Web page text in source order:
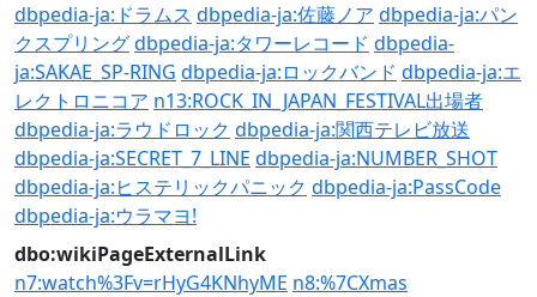
dbpedia-ja:ドラムス dbpedia-ja:佐藤ノア dbpedia-ja:パン
クスプリングdbpedia-ja:タワーレコード dbpedia-
ja:SAKAE_SP-RING dbpedia-ja:ロックバンド dbpedia-ja:エ
レクトロニコア n13:ROCK_IN_JAPAN_FESTIVAL出場者
dbpedia-ja:ラウドロック dbpedia-ja:関西テレビ放送
dbpedia-ja:SECRET_7_LINE dbpedia-ja:NUMBER_SHOT
dbpedia-ja:ヒステリックパニック dbpedia-ja:PassCode
dbpedia-ja:ウラマヨ!
dbo:wikiPageExternalLink
n7:watch%3Fv=rHyG4KNhyME n8:%7CXmas